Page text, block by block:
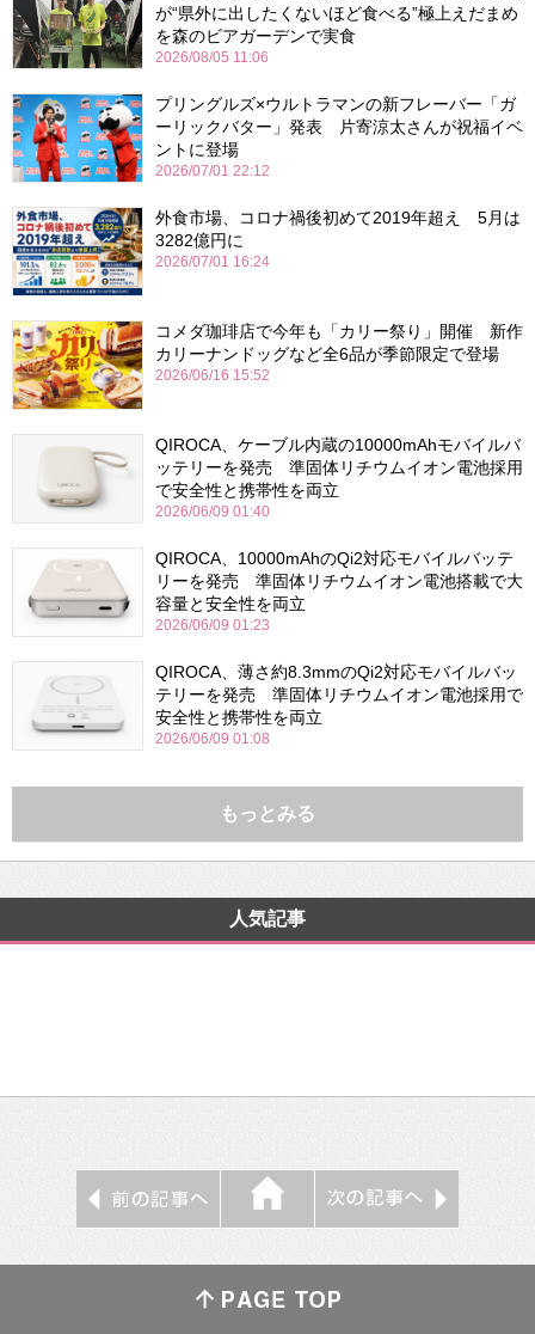
が“県外に出したくないほど食べる”極上えだまめ
を森のビアガーデンで実食
2026/08/05 11:06
プリングルズ×ウルトラマンの新フレーバー「ガ
ーリックバター」発表 片寄涼太さんが祝福イベ
ントに登場
2026/07/01 22:12
外食市場、コロナ禍後初めて2019年超え 5月は
3282億円に
2026/07/01 16:24
コメダ珈琲店で今年も「カリー祭り」開催 新作
カリーナンドッグなど全6品が季節限定で登場
2026/06/16 15:52
QIROCA、ケーブル内蔵の10000mAhモバイルバ
ッテリーを発売 準固体リチウムイオン電池採用
で安全性と携帯性を両立
2026/06/09 01:40
QIROCA、10000mAhのQi2対応モバイルバッテ
リーを発売 準固体リチウムイオン電池搭載で大
容量と安全性を両立
2026/06/09 01:23
QIROCA、薄さ約8.3mmのQi2対応モバイルバッ
テリーを発売 準固体リチウムイオン電池採用で
安全性と携帯性を両立
2026/06/09 01:08
もっとみる
人気記事